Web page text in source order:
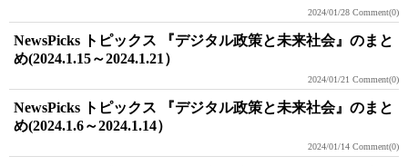
2024/01/28 Comment(0)
NewsPicks トピックス 『デジタル政策と未来社会』のまと
め(2024.1.15～2024.1.21）
2024/01/21 Comment(0)
NewsPicks トピックス 『デジタル政策と未来社会』のまと
め(2024.1.6～2024.1.14）
2024/01/14 Comment(0)